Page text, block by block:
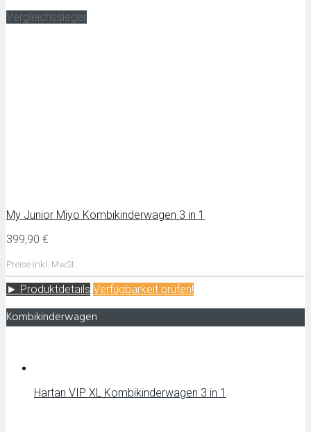
Vergleichssieger
My Junior Miyo Kombikinderwagen 3 in 1
399,90 €
Preise inkl. MwSt
► Produktdetails Verfügbarkeit prüfen!
Kombikinderwagen
Hartan VIP XL Kombikinderwagen 3 in 1